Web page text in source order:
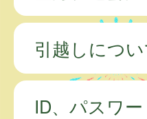
引越しについ
ID、パスワ